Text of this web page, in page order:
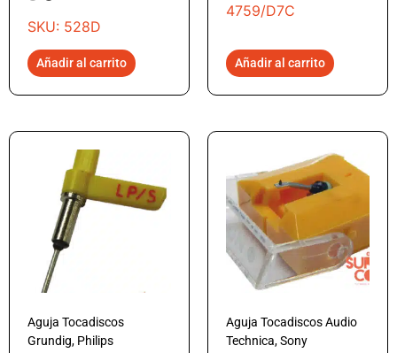
SKU: 528D
Añadir al carrito
4759/D7C
Añadir al carrito
Aguja Tocadiscos
Grundig, Philips
Aguja Tocadiscos Audio
Technica, Sony